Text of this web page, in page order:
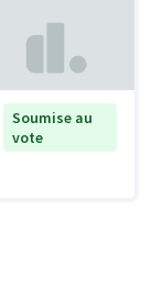
Soumise au
vote